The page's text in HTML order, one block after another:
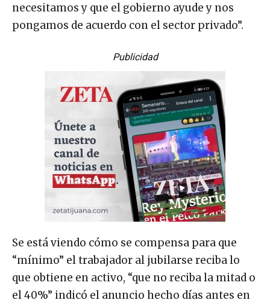
necesitamos y que el gobierno ayude y nos
pongamos de acuerdo con el sector privado”.
Publicidad
Se está viendo cómo se compensa para que
“mínimo” el trabajador al jubilarse reciba lo
que obtiene en activo, “que no reciba la mitad o
el 40%” indicó el anuncio hecho días antes en